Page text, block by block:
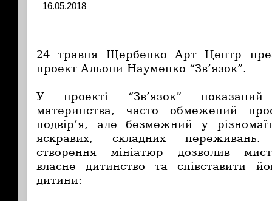
16.05.2018
24 травня Щербенко Арт Центр
проект Альони Науменко “Зв’язок”.
У проекті “Зв’язок”
материнства, часто обмежений
подвір’я, але безмежний у
яскравих, складних
створення мініатюр дозволив
власне дитинство та співставити
дитини: